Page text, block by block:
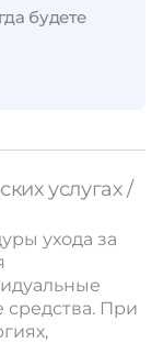
будете
услугах /
ухода за
средства. При